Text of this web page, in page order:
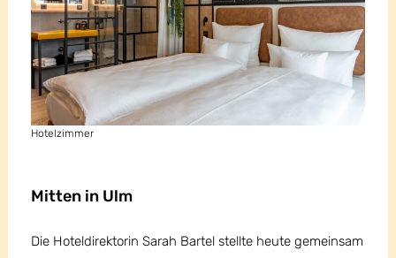
Hotelzimmer
Mitten in Ulm
Die Hoteldirektorin Sarah Bartel stellte heute gemeinsam